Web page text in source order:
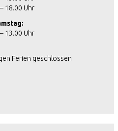
18.00 Uhr
13.00 Uhr
Ferien geschlossen